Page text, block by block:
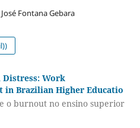
Fontana Gebara
Distress: Work
Brazilian Higher Educatio
o burnout no ensino superior